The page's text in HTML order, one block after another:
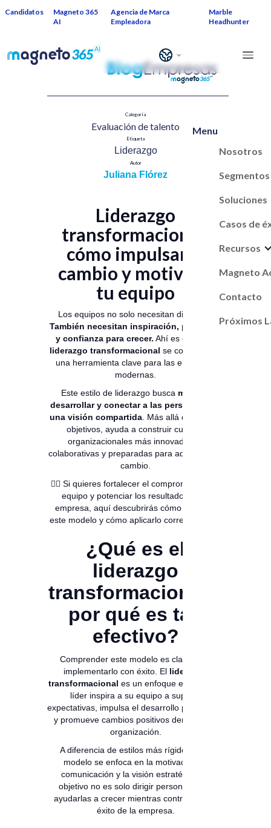
Candidatos
Magneto 365
AI
Agencia de Marca
Empleadora
Marble
Headhunter
Menu
Nosotros
Segmentos
Soluciones
Casos de
Recursos
Magneto
Contacto
Próximos
Categoría
Evaluación de talent​o
Etiqueta
Liderazgo
Autor
Juliana Flórez
Liderazgo
transformacional:
cómo impulsar el
cambio y motivar a
tu equipo
Los equipos no solo necesitan dirección.
También necesitan inspiración, propósito
y confianza para crecer. Ahí es donde el
liderazgo transformacional se convierte en
una herramienta clave para las empresas
modernas.
Este estilo de liderazgo busca motivar,
desarrollar y conectar a las personas con
una visión compartida . Más allá de cumplir
objetivos, ayuda a construir culturas
organizacionales más innovadoras,
colaborativas y preparadas para adaptarse al
cambio.
👉🏻 Si quieres fortalecer el compromiso de tu
equipo y potenciar los resultados de tu
empresa, aquí descubrirás cómo funciona
este modelo y cómo aplicarlo correctamente.
¿Qué es el
liderazgo
transformacional y
por qué es tan
efectivo?
Comprender este modelo es clave para
implementarlo con éxito. El liderazgo
transformacional es un enfoque en el que el
líder inspira a su equipo a superar
expectativas, impulsa el desarrollo profesional
y promueve cambios positivos dentro de la
organización.
A diferencia de estilos más rígidos, este
modelo se enfoca en la motivación, la
comunicación y la visión estratégica. El
objetivo no es solo dirigir personas, sino
ayudarlas a crecer mientras contribuyen al
éxito de la empresa.